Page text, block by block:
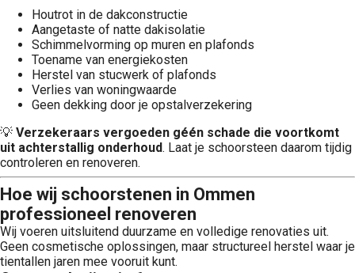
Houtrot in de dakconstructie
Aangetaste of natte dakisolatie
Schimmelvorming op muren en plafonds
Toename van energiekosten
Herstel van stucwerk of plafonds
Verlies van woningwaarde
Geen dekking door je opstalverzekering
💡 Verzekeraars vergoeden géén schade die voortkomt
uit achterstallig onderhoud. Laat je schoorsteen daarom tijdig
controleren en renoveren.
Hoe wij schoorstenen in Ommen
professioneel renoveren
Wij voeren uitsluitend duurzame en volledige renovaties uit.
Geen cosmetische oplossingen, maar structureel herstel waar je
tientallen jaren mee vooruit kunt.